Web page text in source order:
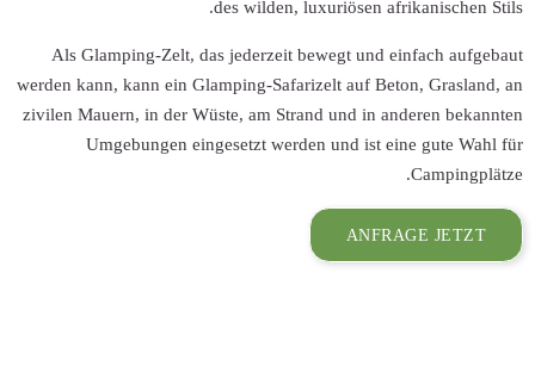
Als
werden kann,
zivilen Mauern, in